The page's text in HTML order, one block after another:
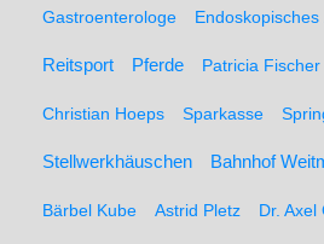
Gastroenterologe
Reitsport Pferde Patricia Fischer
Christian Hoeps Sparkasse
Stellwerkhäuschen Bahnhof
Bärbel Kube Astrid Pletz Dr. Axel